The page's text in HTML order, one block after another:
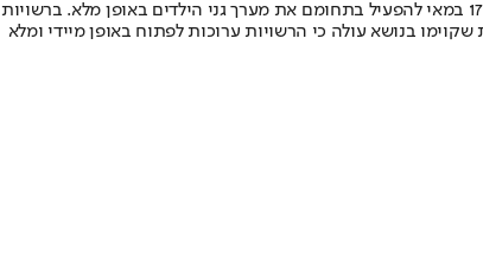
הצעתנו לממשלה שתיקבע כי גני הילדים ייפתחו במלואם עד יום שלישי 13 במאי בשני כללים: כלל תחלואה רשותי אשר רשויות שיעמדו בו יוכלו להחליט ביום 17 במאי להפעיל בתחומם את מערך גני הילדים באופן מלא. ברשויות
בנושא עולה כי הרשויות ערוכות לפתוח באופן מיידי ומלא